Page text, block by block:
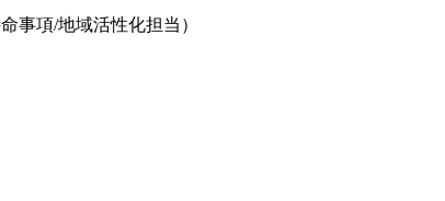
項/地域活性化担当）